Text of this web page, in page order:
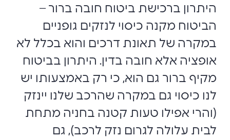
היתרון ברכישת ביטוח חובה ברור –
הביטוח מקנה כיסוי לנזקים גופניים
במקרה של תאונת דרכים והוא בכלל לא
אופציה אלא חובה בדין. היתרון בביטוח
מקיף ברור גם הוא, כי רק באמצעותו יש
לנו כיסוי גם במקרה שהרכב שלנו יינזק
(והרי אפילו טעות קטנה בחניה מתחת
לבית עלולה לגרום נזק לרכב), גם